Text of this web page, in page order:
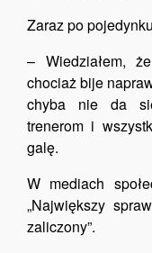
Zaraz po
– Wiedziałem,
chociaż bije
chyba nie da
trenerom i
galę.
W mediach
„Największy
zaliczony”.